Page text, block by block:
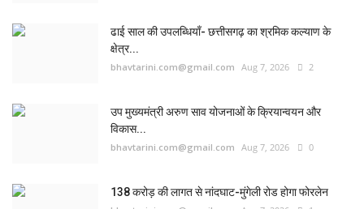
ढाई साल की उपलब्धियाँ- छत्तीसगढ़ का श्रमिक कल्याण के
क्षेत्र...
bhavtarini.com@gmail.com Aug 7, 2026 2
उप मुख्यमंत्री अरुण साव योजनाओं के क्रियान्वयन और
विकास...
bhavtarini.com@gmail.com Aug 7, 2026 0
138 करोड़ की लागत से नांदघाट-मुंगेली रोड होगा फोरलेन